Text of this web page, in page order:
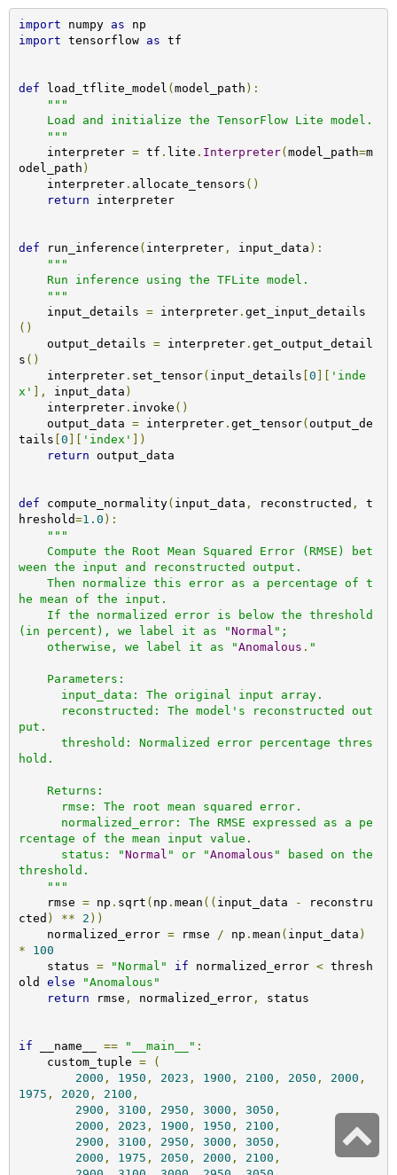
import numpy as
import tensorflow as tf
def load_tflite_model ( model_path ):
"""
    """
    interpreter
= tf . lite . Interpreter( model_path=m
odel_path )
    interpreter
. allocate_tensors ()
return interpreter
def run_inference ( interpreter, input_data ):
"""
    """
    input_details
= interpreter. get_input_details
()
    output_details
= interpreter. get_output_detail
s ()
    interpreter
. set_tensor( input_details 0
'inde
x'
], input_data )
    interpreter
. invoke ()
    output_data
= interpreter. get_tensor( output_de
tails 0 'index'
])
return output_data
def compute_normality( input_data , reconstructed ,
t
hreshold=1.0 ):
"""
ween the input and reconstructed output.
he mean of the input.
(in percent), we label it as "Normal ";
    otherwise, we label it as "
Anomalous . "
put.
hold.
rcentage of the mean input value.
      status: "
Normal " or "Anomalous " based on the
threshold.
    """
    rmse
= np . sqrt ( np . mean (( input_data - reconstru
cted ) ** 2 ))
    normalized_error
= rmse / np . mean ( input_data )
*
100
    status
= "Normal" if normalized_error < thresh
old else
"Anomalous"
return rmse , normalized_error, status
if __name__ == "__main__" :
    custom_tuple
=
(
2000 , 1950 , 2023 , 1900 , 2100 , 2050 , 2000 ,
1975 , 2020 , 2100 ,
2900 , 3100 , 2950 , 3000 , 3050 ,
2000 , 2023 , 1900 , 1950 , 2100 ,
2900 , 3100 , 2950 , 3000 , 3050 ,
2000 , 1975 , 2050 , 2000 , 2100 ,
גלילה
לראש